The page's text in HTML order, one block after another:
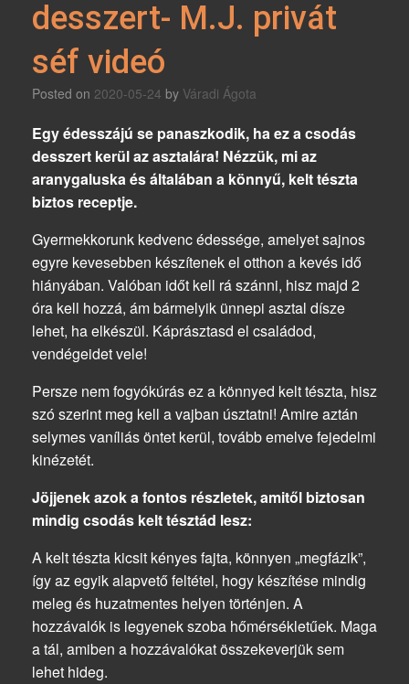
desszert- M.J. privát
séf videó
Posted on 2020-05-24 by Váradi Ágota
Egy édesszájú se panaszkodik, ha ez a csodás
desszert kerül az asztalára! Nézzük, mi az
aranygaluska és általában a könnyű, kelt tészta
biztos receptje.
Gyermekkorunk kedvenc édessége, amelyet sajnos
egyre kevesebben készítenek el otthon a kevés idő
hiányában. Valóban időt kell rá szánni, hisz majd 2
óra kell hozzá, ám bármelyik ünnepi asztal dísze
lehet, ha elkészül. Káprásztasd el családod,
vendégeidet vele!
Persze nem fogyókúrás ez a könnyed kelt tészta, hisz
szó szerint meg kell a vajban úsztatni! Amire aztán
selymes vaníliás öntet kerül, tovább emelve fejedelmi
kinézetét.
Jöjjenek azok a fontos részletek, amitől biztosan
mindig csodás kelt tésztád lesz:
A kelt tészta kicsit kényes fajta, könnyen „megfázik”,
így az egyik alapvető feltétel, hogy készítése mindig
meleg és huzatmentes helyen történjen. A
hozzávalók is legyenek szoba hőmérsékletűek. Maga
a tál, amiben a hozzávalókat összekeverjük sem
lehet hideg.